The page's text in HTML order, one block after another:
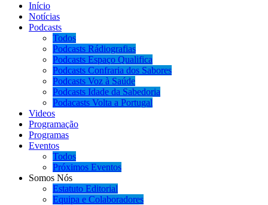
Início
Notícias
Podcasts
Todos
Podcasts Rádiografias
Podcasts Espaço Qualifica
Podcasts Confraria dos Sabores
Podcasts Voz à Saúde
Podcasts Idade da Sabedoria
Podacasts Volta a Portugal
Videos
Programação
Programas
Eventos
Todos
Próximos Eventos
Somos Nós
Estatuto Editorial
Equipa e Colaboradores